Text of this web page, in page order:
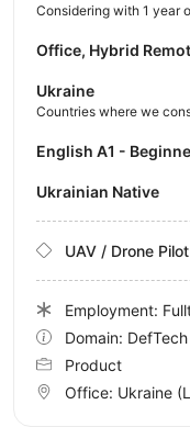
Considering with 1 year
Office, Hybrid
Ukraine
Countries where we
English A1 -
Ukrainian Native
UAV / Drone Pilot
Employment:
Domain: DefTech
Product
Office: Ukraine